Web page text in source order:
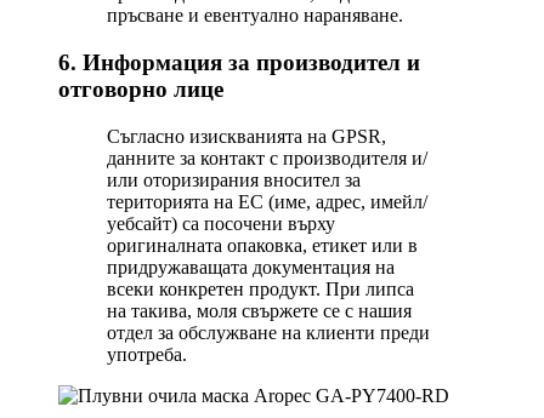
пръсване и евентуално нараняване.
6. Информация за производител и
отговорно лице
Съгласно изискванията на GPSR,
данните за контакт с производителя и/
или оторизирания вносител за
територията на ЕС (име, адрес, имейл/
уебсайт) са посочени върху
оригиналната опаковка, етикет или в
придружаващата документация на
всеки конкретен продукт. При липса
на такива, моля свържете се с нашия
отдел за обслужване на клиенти преди
употреба.